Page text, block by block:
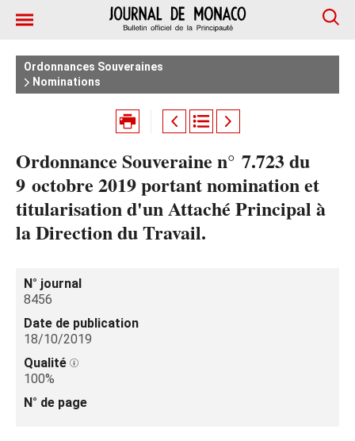
Ordonnances Souveraines
Nominations
Ordonnance Souveraine n° 7.723 du
9 octobre 2019 portant nomination et
titularisation d'un Attaché Principal à
la Direction du Travail.
N° journal
8456
Date de publication
18/10/2019
Qualité
100%
N° de page